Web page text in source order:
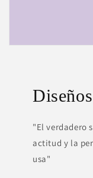
"El verdadero
actitud y la
usa"